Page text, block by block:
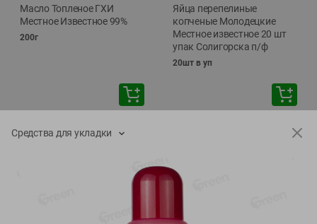
Масло Топленое ГХИ
Местное Известное 99%
200г
Яйца перепелиные
копченые Молодецкие
Местное известное 20 шт
упак Солигорска п/ф
20шт в уп
Средства для укладки